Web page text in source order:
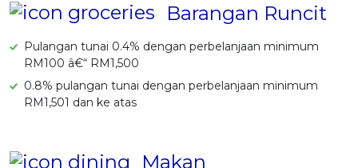
SPECIAL PROMO
Promo RHB Bank Kad Kredit
Barangan Runcit
Pulangan tunai 0.4% dengan perbelanjaan minimum
RM100 â€“ RM1,500
0.8% pulangan tunai dengan perbelanjaan minimum
RM1,501 dan ke atas
Makan